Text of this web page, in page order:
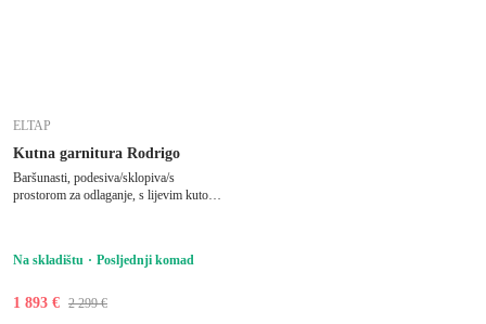
ELTAP
Kutna garnitura Rodrigo
Baršunasti, podesiva/sklopiva/s
prostorom za odlaganje, s lijevim kutom/u
Na skladištu
Posljednji komad
1 893 € 2 299 €